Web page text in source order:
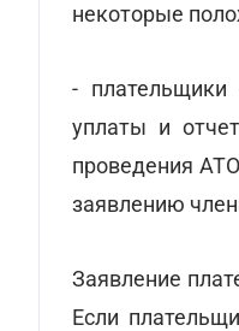
некоторые
- плательщики
уплаты и
проведения
заявлению
Заявление
Если